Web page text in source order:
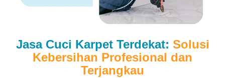
Jasa Cuci Karpet Terdekat: Solusi
Kebersihan Profesional dan
Terjangkau